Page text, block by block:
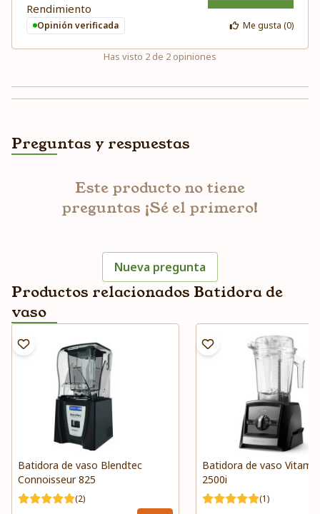
Rendimiento
Opinión verificada Me gusta (0)
Has visto 2 de 2 opiniones
Preguntas y respuestas
Este producto no tiene
preguntas ¡Sé el primero!
Nueva pregunta
Productos relacionados Batidora de
vaso
Batidora de vaso Blendtec
Connoisseur 825
(2)
Batidora de vaso
2500i
(1)